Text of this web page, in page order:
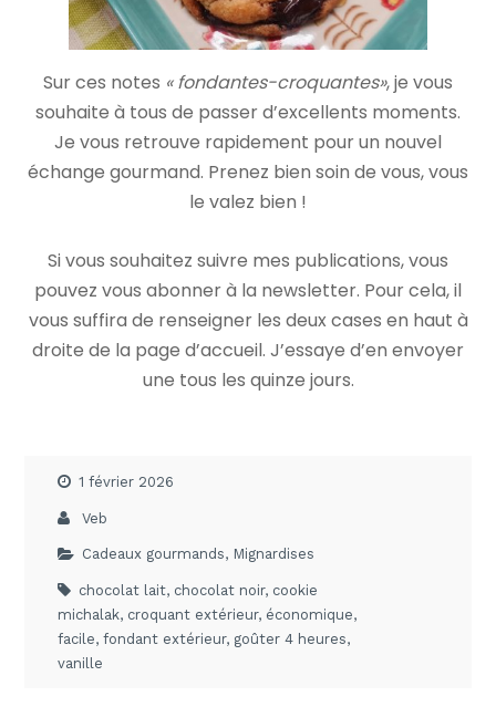
Sur ces notes « fondantes-croquantes», je vous
souhaite à tous de passer d’excellents moments.
Je vous retrouve rapidement pour un nouvel
échange gourmand. Prenez bien soin de vous, vous
le valez bien !
Si vous souhaitez suivre mes publications, vous
pouvez vous abonner à la newsletter. Pour cela, il
vous suffira de renseigner les deux cases en haut à
droite de la page d’accueil. J’essaye d’en envoyer
une tous les quinze jours.
1 février 2026
Veb
Cadeaux gourmands, Mignardises
chocolat lait, chocolat noir, cookie
michalak, croquant extérieur, économique,
facile,fondant extérieur, goûter 4 heures,
vanille